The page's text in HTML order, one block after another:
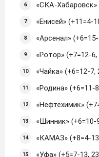
«СКА-Хабаровск»
«Енисей» (+11=4-
«Арсенал»
«Ротор» (+7=12-6,
«Чайка» (+6=12-7,
«Родина» (+6=11-
«Нефтехимик»
«Шинник» (+6=10-
«КАМАЗ» (+8=4-
«Уфа» (+5=7-13,